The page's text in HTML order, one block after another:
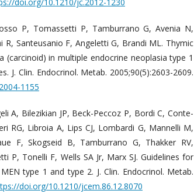
P, Tomassetti P, Tamburrano G, Avenia N,
R, Santeusanio F, Angeletti G, Brandi ML. Thymic
(carcinoid) in multiple endocrine neoplasia type 1
J. Clin. Endocrinol. Metab. 2005;90(5):2603-2609.
1155
A, Bilezikian JP, Beck-Peccoz P, Bordi C, Conte-
RG, Libroia A, Lips CJ, Lombardi G, Mannelli M,
F, Skogseid B, Tamburrano G, Thakker RV,
P, Tonelli F, Wells SA Jr, Marx SJ. Guidelines for
type 1 and type 2. J. Clin. Endocrinol. Metab.
doi.org/10.1210/jcem.86.12.8070